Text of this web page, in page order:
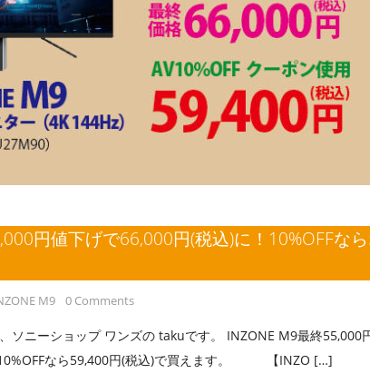
円値下げで66,000円(税込)に！10%OFFな
M9 0 Comments
ニーショップ ワンズの takuです。 INZONE M9最終55,000
10%OFFなら59,400円(税込)で買えます。 【INZO […]